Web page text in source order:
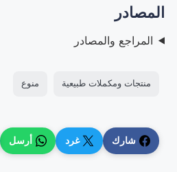
المصادر
المراجع والمصادر
منتجات ومكملات طبيعية منوع
شارك غرد أرسل